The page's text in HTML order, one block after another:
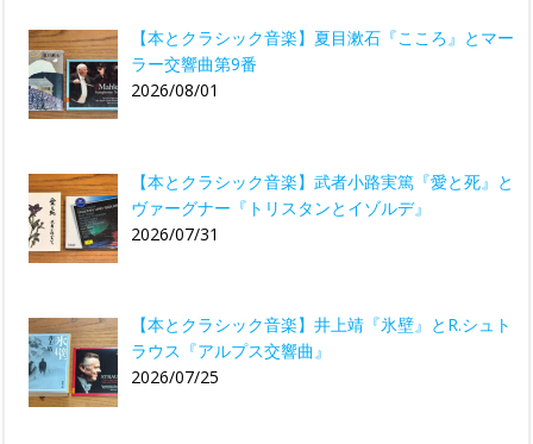
【本とクラシック音楽】夏目漱石『こころ』とマー
ラー交響曲第9番
2026/08/01
【本とクラシック音楽】武者小路実篤『愛と死』と
ヴァーグナー『トリスタンとイゾルデ』
2026/07/31
【本とクラシック音楽】井上靖『氷壁』とR.シュト
ラウス『アルプス交響曲』
2026/07/25